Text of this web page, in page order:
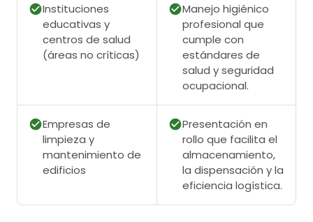
Instituciones
educativas y
centros de salud
(áreas no críticas)
Manejo higiénico
profesional que
cumple con
estándares de
salud y seguridad
ocupacional.
Empresas de
limpieza y
mantenimiento de
edificios
Presentación en
rollo que facilita el
almacenamiento,
la dispensación y la
eficiencia logística.